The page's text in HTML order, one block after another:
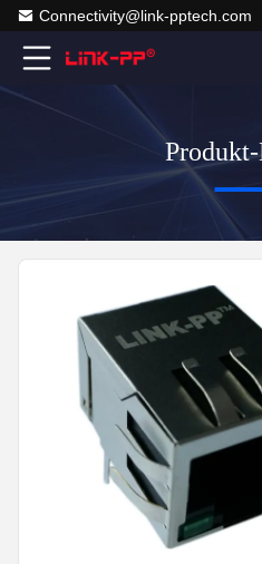
Connectivity@link-pptech.com